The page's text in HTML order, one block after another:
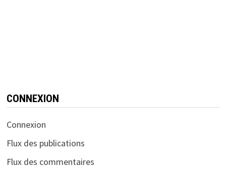
CONNEXION
Connexion
Flux des publications
Flux des commentaires